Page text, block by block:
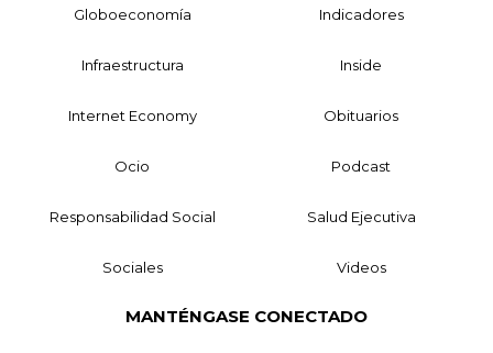
Globoeconomía Indicadores
Infraestructura Inside
Internet Economy Obituarios
Ocio Podcast
Responsabilidad Social Salud Ejecutiva
Sociales Videos
MANTÉNGASE CONECTADO